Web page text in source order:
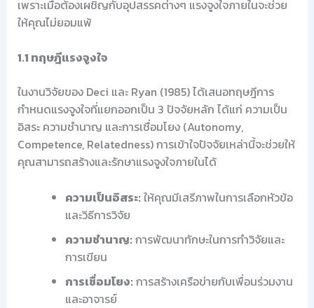
เพราะเมื่อต้องเผชิญกับอุปสรรคต่างๆ แรงจูงใจภายในจะช่วย
ให้คุณไม่ยอมแพ้
1.1 ทฤษฎีแรงจูงใจ
ในงานวิจัยของ Deci และ Ryan (1985) ได้เสนอทฤษฎีการ
กำหนดแรงจูงใจที่แยกออกเป็น 3 ปัจจัยหลัก ได้แก่ ความเป็น
อิสระ ความชำนาญ และการเชื่อมโยง (Autonomy,
Competence, Relatedness) การเข้าใจปัจจัยเหล่านี้จะช่วยให้
คุณสามารถสร้างและรักษาแรงจูงใจภายในได้
ความเป็นอิสระ: ให้คุณมีเสรีภาพในการเลือกหัวข้อ
และวิธีการวิจัย
ความชำนาญ: การพัฒนาทักษะในการทำวิจัยและ
การเขียน
การเชื่อมโยง: การสร้างเครือข่ายกับเพื่อนร่วมงาน
และอาจารย์